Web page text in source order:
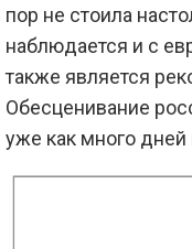
пор не стоила
наблюдается и с
также является
Обесценивание
уже как много